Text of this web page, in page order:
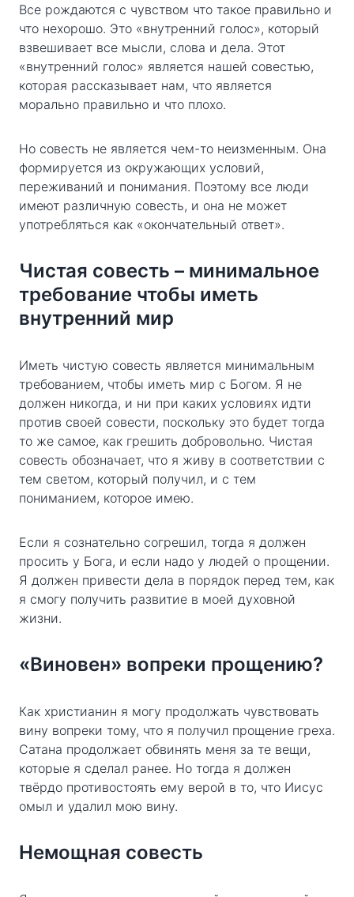
Все рождаются с чувством что такое правильно и
что нехорошо. Это «внутренний голос», который
взвешивает все мысли, слова и дела. Этот
«внутренний голос» является нашей совестью,
которая рассказывает нам, что является
морально правильно и что плохо.
Но совесть не является чем-то неизменным. Она
формируется из окружающих условий,
переживаний и понимания. Поэтому все люди
имеют различную совесть, и она не может
употребляться как «окончательный ответ».
Чистая совесть – минимальное
требование чтобы иметь
внутренний мир
Иметь чистую совесть является минимальным
требованием, чтобы иметь мир с Богом. Я не
должен никогда, и ни при каких условиях идти
против своей совести, поскольку это будет тогда
то же самое, как грешить добровольно. Чистая
совесть обозначает, что я живу в соответствии с
тем светом, который получил, и с тем
пониманием, которое имею.
Если я сознательно согрешил, тогда я должен
просить у Бога, и если надо у людей о прощении.
Я должен привести дела в порядок перед тем, как
я смогу получить развитие в моей духовной
жизни.
«Виновен» вопреки прощению?
Как христианин я могу продолжать чувствовать
вину вопреки тому, что я получил прощение греха.
Сатана продолжает обвинять меня за те вещи,
которые я сделал ранее. Но тогда я должен
твёрдо противостоять ему верой в то, что Иисус
омыл и удалил мою вину.
Немощная совесть